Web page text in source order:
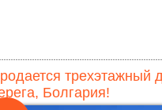
трехэтажный
Болгария!